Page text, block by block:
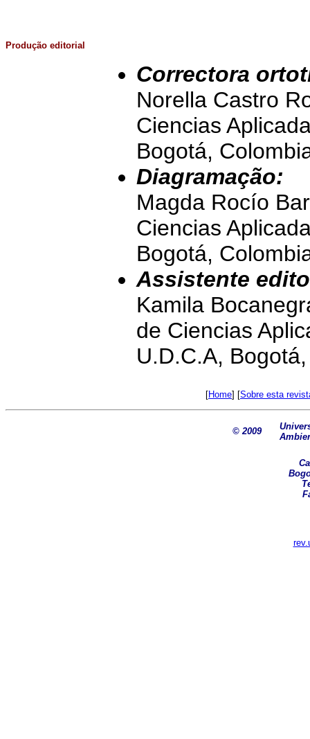
Produção editorial
Correctora
Norella Castro
Ciencias
Bogotá,
Diagramação:
Magda Rocío
Ciencias
Bogotá,
Assistente
Kamila
de Ciencias
U.D.C.A,
[Home] [Sobre esta
© 2009